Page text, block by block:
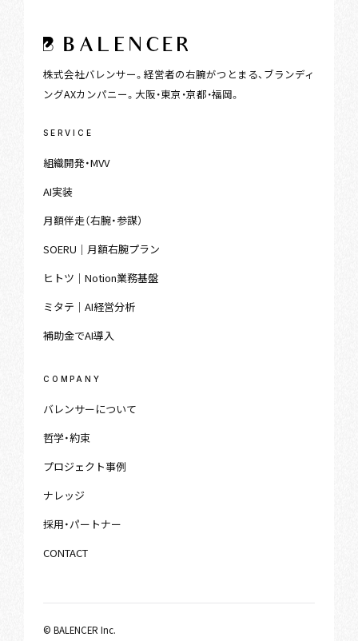
株式会社バレンサー。経営者の右腕がつとまる、ブランディ
ングAXカンパニー。大阪・東京・京都・福岡。
SERVICE
組織開発・MVV
AI実装
月額伴走（右腕・参謀）
SOERU｜月額右腕プラン
ヒトツ｜Notion業務基盤
ミタテ｜AI経営分析
補助金でAI導入
COMPANY
バレンサーについて
哲学・約束
プロジェクト事例
ナレッジ
採用・パートナー
CONTACT
© BALENCER Inc.